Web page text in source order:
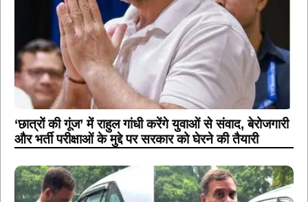
‘छात्रों की गूंज’ में राहुल गांधी करेंगे युवाओं से संवाद, बेरोजगारी
और भर्ती परीक्षाओं के मुद्दे पर सरकार को घेरने की तैयारी